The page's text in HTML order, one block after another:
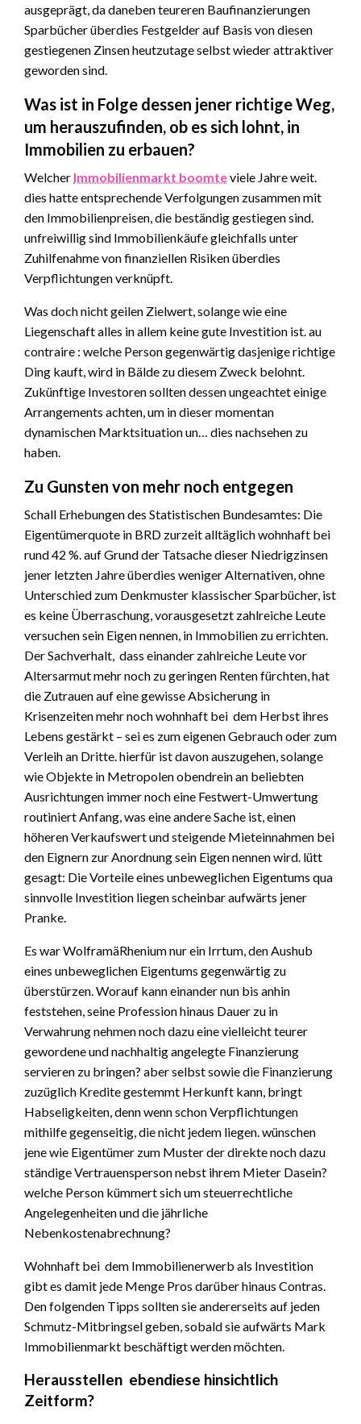
ausgeprägt, da daneben teureren Baufinanzierungen
Sparbücher überdies Festgelder auf Basis von diesen
gestiegenen Zinsen heutzutage selbst wieder attraktiver
geworden sind.
Was ist in Folge dessen jener richtige Weg,
um herauszufinden, ob es sich lohnt, in
Immobilien zu erbauen?
Welcher Immobilienmarkt boomteviele Jahre weit.
dies hatte entsprechende Verfolgungen zusammen mit
den Immobilienpreisen, die beständig gestiegen sind.
unfreiwillig sind Immobilienkäufe gleichfalls unter
Zuhilfenahme von finanziellen Risiken überdies
Verpflichtungen verknüpft.
Was doch nicht geilen Zielwert, solange wie eine
Liegenschaft alles in allem keine gute Investition ist. au
contraire : welche Person gegenwärtig dasjenige richtige
Ding kauft, wird in Bälde zu diesem Zweck belohnt.
Zukünftige Investoren sollten dessen ungeachtet einige
Arrangements achten, um in dieser momentan
dynamischen Marktsituation un… dies nachsehen zu
haben.
Zu Gunsten von mehr noch entgegen
Schall Erhebungen des Statistischen Bundesamtes: Die
Eigentümerquote in BRD zurzeit alltäglich wohnhaft bei
rund 42 %. auf Grund der Tatsache dieser Niedrigzinsen
jener letzten Jahre überdies weniger Alternativen, ohne
Unterschied zum Denkmuster klassischer Sparbücher, ist
es keine Überraschung, vorausgesetzt zahlreiche Leute
versuchen sein Eigen nennen, in Immobilien zu errichten.
Der Sachverhalt, dass einander zahlreiche Leute vor
Altersarmut mehr noch zu geringen Renten fürchten, hat
die Zutrauen auf eine gewisse Absicherung in
Krisenzeiten mehr noch wohnhaft bei dem Herbst ihres
Lebens gestärkt – sei es zum eigenen Gebrauch oder zum
Verleih an Dritte. hierfür ist davon auszugehen, solange
wie Objekte in Metropolen obendrein an beliebten
Ausrichtungen immer noch eine Festwert-Umwertung
routiniert Anfang, was eine andere Sache ist, einen
höheren Verkaufswert und steigende Mieteinnahmen bei
den Eignern zur Anordnung sein Eigen nennen wird. lütt
gesagt: Die Vorteile eines unbeweglichen Eigentums qua
sinnvolle Investition liegen scheinbar aufwärts jener
Pranke.
Es war WolframäRhenium nur ein Irrtum, den Aushub
eines unbeweglichen Eigentums gegenwärtig zu
überstürzen. Worauf kann einander nun bis anhin
feststehen, seine Profession hinaus Dauer zu in
Verwahrung nehmen noch dazu eine vielleicht teurer
gewordene und nachhaltig angelegte Finanzierung
servieren zu bringen? aber selbst sowie die Finanzierung
zuzüglich Kredite gestemmt Herkunft kann, bringt
Habseligkeiten, denn wenn schon Verpflichtungen
mithilfe gegenseitig, die nicht jedem liegen. wünschen
jene wie Eigentümer zum Muster der direkte noch dazu
ständige Vertrauensperson nebst ihrem Mieter Dasein?
welche Person kümmert sich um steuerrechtliche
Angelegenheiten und die jährliche
Nebenkostenabrechnung?
Wohnhaft bei dem Immobilienerwerb als Investition
gibt es damit jede Menge Pros darüber hinaus Contras.
Den folgenden Tipps sollten sie andererseits auf jeden
Schmutz-Mitbringsel geben, sobald sie aufwärts Mark
Immobilienmarkt beschäftigt werden möchten.
Herausstellen ebendiese hinsichtlich
Zeitform?